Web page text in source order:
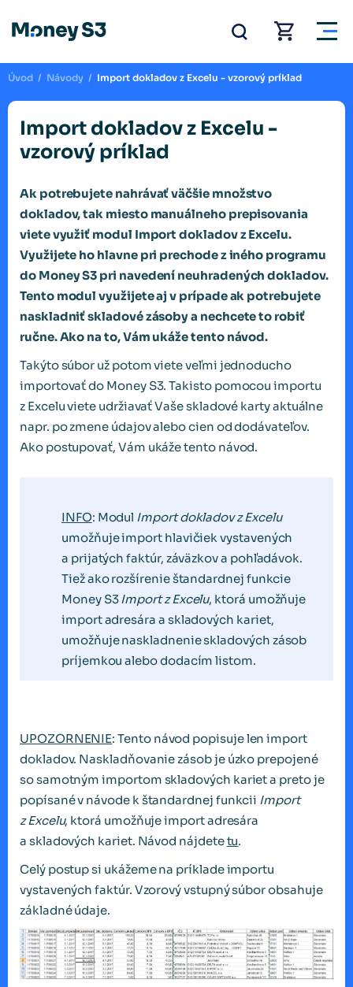
Úvod / Návody / Import dokladov z Excelu - vzorový príklad
Import dokladov z Excelu -
vzorový príklad
Ak potrebujete nahrávať väčšie množstvo
dokladov, tak miesto manuálneho prepisovania
viete využiť modul Import dokladov z Excelu.
Využijete ho hlavne pri prechode z iného programu
do Money S3 pri navedení neuhradených dokladov.
Tento modul využijete aj v prípade ak potrebujete
naskladniť skladové zásoby a nechcete to robiť
ručne. Ako na to, Vám ukáže tento návod.
Takýto súbor už potom viete veľmi jednoducho
importovať do Money S3. Takisto pomocou importu
z Excelu viete udržiavať Vaše skladové karty aktuálne
napr. po zmene údajov alebo cien od dodávateľov.
Ako postupovať, Vám ukáže tento návod.
INFO: Modul Import dokladov z Excelu
umožňuje import hlavičiek vystavených
a prijatých faktúr, záväzkov a pohľadávok.
Tiež ako rozšírenie štandardnej funkcie
Money S3Import z Excelu, ktorá umožňuje
import adresára a skladových kariet,
umožňuje naskladnenie skladových zásob
príjemkou alebo dodacím listom.
UPOZORNENIE: Tento návod popisuje len import
dokladov. Naskladňovanie zásob je úzko prepojené
so samotným importom skladových kariet a preto je
popísané v návode k štandardnej funkcii Import
z Excelu, ktorá umožňuje import adresára
a skladových kariet. Návod nájdetetu.
Celý postup si ukážeme na príklade importu
vystavených faktúr. Vzorový vstupný súbor obsahuje
základné údaje.